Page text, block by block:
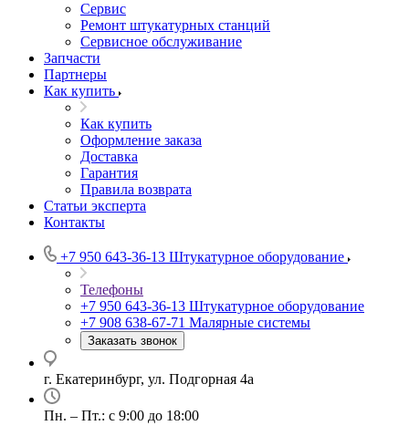
Сервис
Ремонт штукатурных станций
Сервисное обслуживание
Запчасти
Партнеры
Как купить
Как купить
Оформление заказа
Доставка
Гарантия
Правила возврата
Статьи эксперта
Контакты
+7 950 643-36-13 Штукатурное оборудование
Телефоны
+7 950 643-36-13 Штукатурное оборудование
+7 908 638-67-71 Малярные системы
Заказать звонок
г. Екатеринбург, ул. Подгорная 4а
Пн. – Пт.: с 9:00 до 18:00